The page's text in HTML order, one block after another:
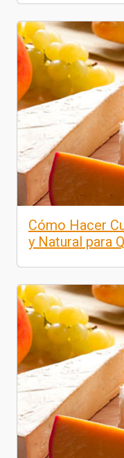
Cómo Hacer
y Natural para